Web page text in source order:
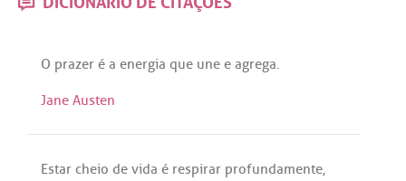
O prazer é a energia que une e agrega.
Jane Austen
Estar cheio de vida é respirar profundamente,